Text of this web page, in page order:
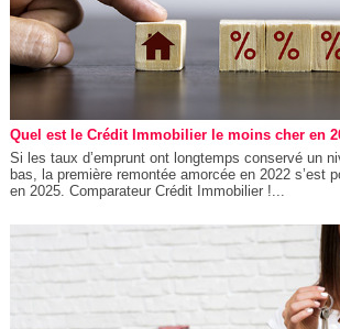
Quel est le Crédit Immobilier le moins cher en
Si les taux d’emprunt ont longtemps conservé un
bas, la première remontée amorcée en 2022 s’est
en 2025. Comparateur Crédit Immobilier !...